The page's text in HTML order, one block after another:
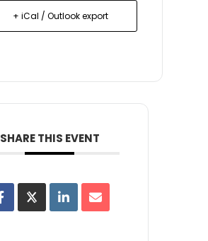
+ iCal / Outlook export
SHARE THIS EVENT